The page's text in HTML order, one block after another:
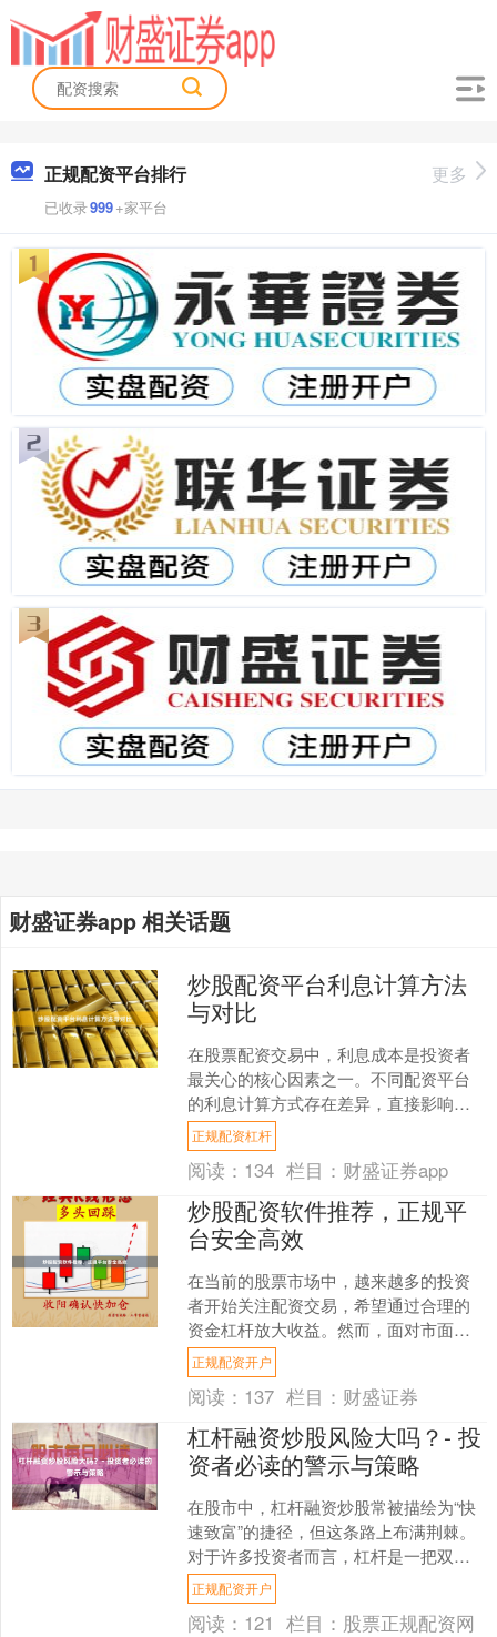
正规配资平台排行
已收录999+家平台
更多
财盛证券app 相关话题
炒股配资平台利息计算方法
与对比
在股票配资交易中，利息成本是投资者
最关心的核心因素之一。不同配资平台
的利息计算方式存在差异，直接影响投
资者的实际收益。本文将详细解析主流
配资平台的利息计算方法正....
正规配资杠杆
阅读： 134 栏目： 财盛证券app
炒股配资软件推荐，正规平
台安全高效
在当前的股票市场中，越来越多的投资
者开始关注配资交易，希望通过合理的
资金杠杆放大收益。然而，面对市面上
琳琅满目的配资软件，如何选择一款正
规、安全、高效的平台，成....
正规配资开户
阅读： 137 栏目： 财盛证券
杠杆融资炒股风险大吗？- 投
资者必读的警示与策略
在股市中，杠杆融资炒股常被描绘为“快
速致富”的捷径，但这条路上布满荆棘。
对于许多投资者而言，杠杆是一把双刃
剑：它能放大收益，也能加速亏损。那
么，杠杆融资炒股究竟....
正规配资开户
阅读： 121 栏目： 股票正规配资网